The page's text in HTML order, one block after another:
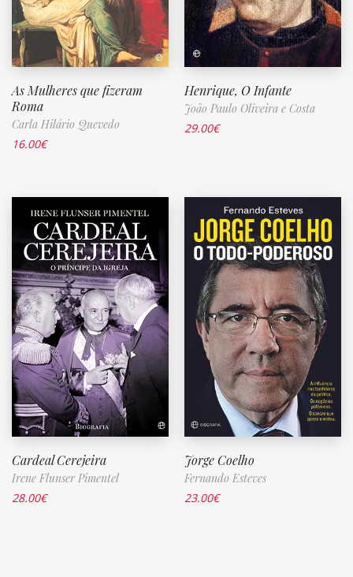
As Mulheres que fizeram
Roma
Carla Hilário Quevedo
16.00€
Henrique, O Infante
João Paulo Oliveira e Costa
29.00€
Cardeal Cerejeira
Irene Flunser Pimentel
28.00€
Jorge Coelho
Fernando Esteves
23.00€